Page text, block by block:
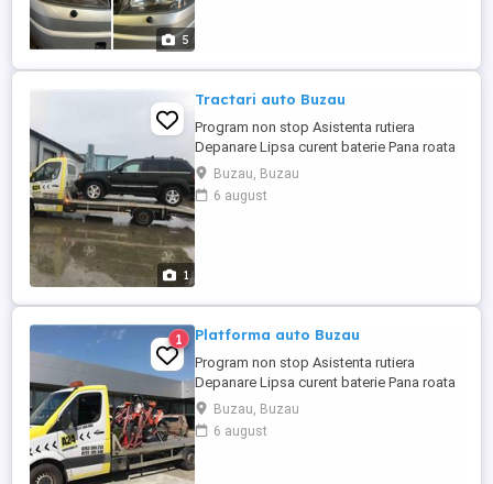
5
1
Tractari auto Buzau
Program non stop Asistenta rutiera
Depanare Lipsa curent baterie Pana roata
cauciuc anvelopa
Buzau, Buzau
6 august
1 Platforma auto Buzau
Program non stop Asistenta rutiera
Depanare Lipsa curent baterie Pana roata
cauciuc anvelopa
Buzau, Buzau
6 august